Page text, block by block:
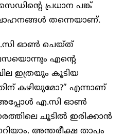
പ്രധാന പങ്ക്
തന്നെയാണ്.
ഓൺ ചെയ്ത്
എന്റെ
ഇത്രയും കൂടിയ
കഴിയുമോ?” എന്നാണ്
എ.സി ഓൺ
ചൂടിൽ ഇരിക്കാൻ
അന്തരീക്ഷ താപം